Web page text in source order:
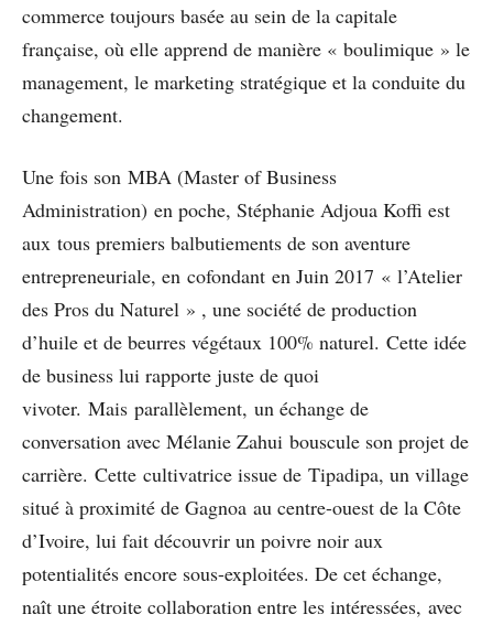
commerce toujours basée au sein de la capitale
française, où elle apprend de manière « boulimique » le
management, le marketing stratégique et la conduite du
changement.
Une fois son MBA (Master of Business
Administration) en poche, Stéphanie Adjoua Koffi est
aux tous premiers balbutiements de son aventure
entrepreneuriale, en cofondant en Juin 2017 « l’Atelier
des Pros du Naturel » , une société de production
d’huile et de beurres végétaux 100% naturel. Cette idée
de business lui rapporte juste de quoi
vivoter. Mais parallèlement, un échange de
conversation avec Mélanie Zahui bouscule son projet de
carrière. Cette cultivatrice issue de Tipadipa, un village
situé à proximité de Gagnoa au centre-ouest de la Côte
d’Ivoire, lui fait découvrir un poivre noir aux
potentialités encore sous-exploitées. De cet échange,
naît une étroite collaboration entre les intéressées, avec